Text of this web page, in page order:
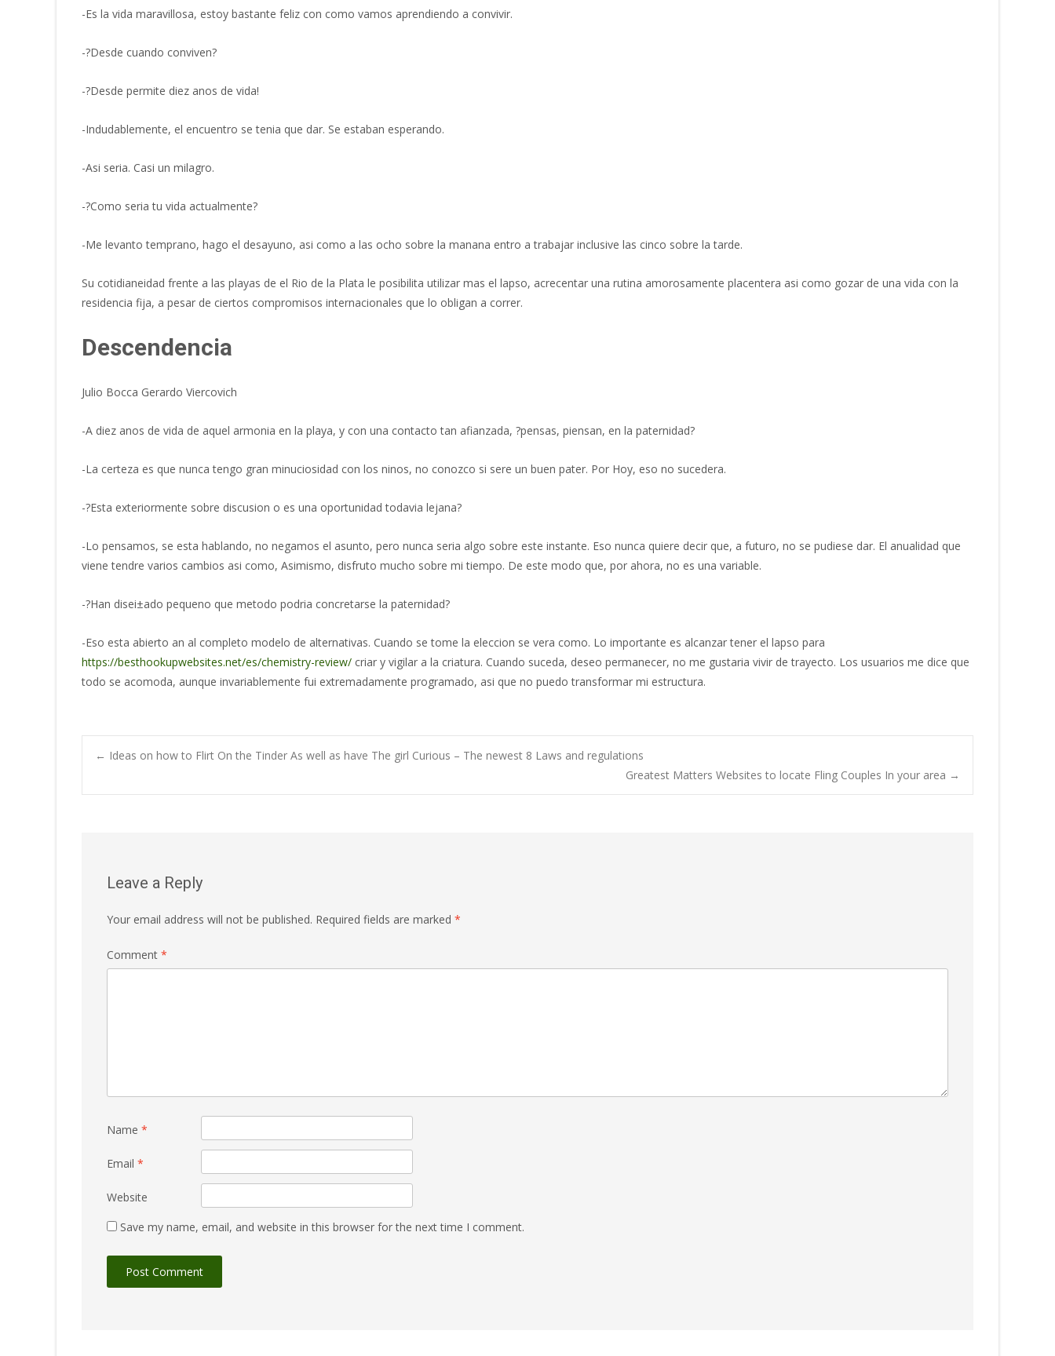
-Es la vida maravillosa, estoy bastante feliz con como vamos aprendiendo a convivir.
-?Desde cuando conviven?
-?Desde permite diez anos de vida!
-Indudablemente, el encuentro se tenia que dar. Se estaban esperando.
-Asi seri­a. Casi un milagro.
-?Como seri­a tu vida actualmente?
-Me levanto temprano, hago el desayuno, asi­ como a las ocho sobre la manana entro a trabajar inclusive las cinco sobre la tarde.
Su cotidianeidad frente a las playas de el Rio de la Plata le posibilita utilizar mas el lapso, acrecentar una rutina amorosamente placentera asi­ como gozar de una vida con la
residencia fija, a pesar de ciertos compromisos internacionales que lo obligan a correr.
Descendencia
Julio Bocca Gerardo Viercovich
-A diez anos de vida de aquel armonia en la playa, y con una contacto tan afianzada, ?pensas, piensan, en la paternidad?
-La certeza es que nunca tengo gran minuciosidad con los ninos, no conozco si sere un buen pater. Por Hoy, eso no sucedera.
-?Esta exteriormente sobre discusion o es una oportunidad todavia lejana?
-Lo pensamos, se esta hablando, no negamos el asunto, pero nunca seri­a algo sobre este instante. Eso nunca quiere decir que, a futuro, no se pudiese dar. El anualidad que
viene tendre varios cambios asi­ como, Asimismo, disfruto mucho sobre mi tiempo. De este modo que, por ahora, no es una variable.
-?Han disei±ado pequeno que metodo podria concretarse la paternidad?
-Eso esta abierto an al completo modelo de alternativas. Cuando se tome la eleccion se vera como. Lo importante es alcanzar tener el lapso para
https://besthookupwebsites.net/es/chemistry-review/ criar y vigilar a la criatura. Cuando suceda, deseo permanecer, no me gustaria vivir de trayecto. Los usuarios me dice que
todo se acomoda, aunque invariablemente fui extremadamente programado, asi que no puedo transformar mi estructura.
Post
← Ideas on how to Flirt On the Tinder As well as have The girl Curious – The newest 8 Laws and regulations
Greatest Matters Websites to locate Fling Couples In your area →
Leave a Reply
Your email address will not be published. Required fields are marked *
Comment *
Name *
Email *
Website
Save my name, email, and website in this browser for the next time I comment.